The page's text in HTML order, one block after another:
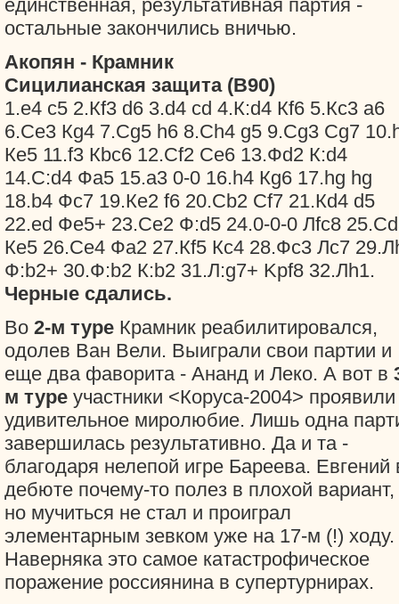
единственная, результативная партия -
остальные закончились вничью.
Акопян - Крамник
Сицилианская защита (B90)
1.e4 c5 2.Кf3 d6 3.d4 cd 4.К:d4 Кf6 5.Кc3 a6
6.Сe3 Кg4 7.Сg5 h6 8.Сh4 g5 9.Сg3 Сg7
Кe5 11.f3 Кbc6 12.Сf2 Сe6 13.Фd2 К:d4
14.С:d4 Фa5 15.a3 0-0 16.h4 Кg6 17.hg hg
18.b4 Фc7 19.Кe2 f6 20.Сb2 Сf7 21.Кd4 d5
22.ed Фe5+ 23.Сe2 Ф:d5 24.0-0-0 Лfc8
Кe5 26.Сe4 Фa2 27.Кf5 Кc4 28.Фc3 Лc7
Ф:b2+ 30.Ф:b2 К:b2 31.Л:g7+ Kрf8 32.Лh1.
Черные сдались.
Во 2-м туре Крамник реабилитировался,
одолев Ван Вели. Выиграли свои партии и
еще два фаворита - Ананд и Леко. А вот в
м туре участники <Коруса-2004> проявили
удивительное миролюбие. Лишь одна
завершилась результативно. Да и та -
благодаря нелепой игре Бареева. Евгений
дебюте почему-то полез в плохой вариант,
но мучиться не стал и проиграл
элементарным зевком уже на 17-м (!) ходу.
Наверняка это самое катастрофическое
поражение россиянина в супертурнирах.